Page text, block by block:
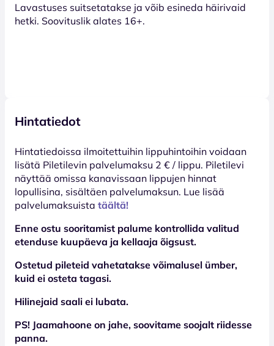
Lavastuses suitsetatakse ja võib esineda häirivaid
hetki. Soovituslik alates 16+.
Hintatiedot
Hinta­tiedoissa ilmoitettuihin lippuhintoihin voidaan
lisätä Piletilevin palvelumaksu 2 € / lippu. Piletilevi
näyttää omissa kanavissaan lippujen hinnat
lopullisina, sisältäen palvelumaksun. Lue lisää
palvelumaksuista täältä!
Enne ostu sooritamist palume kontrollida valitud
etenduse kuupäeva ja kellaaja õigsust.
Ostetud pileteid vahetatakse võimalusel ümber,
kuid ei osteta tagasi.
Hilinejaid saali ei lubata.
PS! Jaamahoone on jahe, soovitame soojalt riidesse
panna.